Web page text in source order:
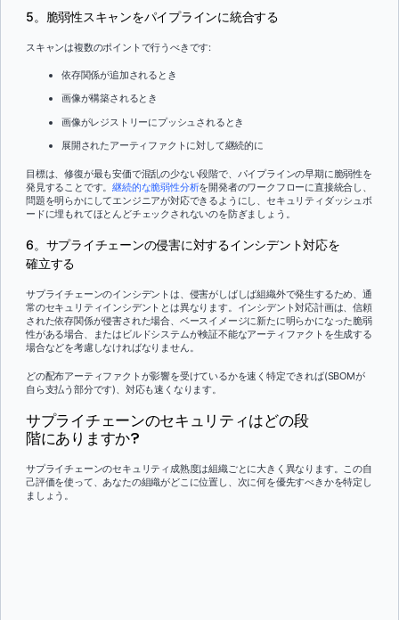
5。脆弱性スキャンをパイプラインに統合する
スキャンは複数のポイントで行うべきです:
依存関係が追加されるとき
画像が構築されるとき
画像がレジストリーにプッシュされるとき
展開されたアーティファクトに対して継続的に
目標は、修復が最も安価で混乱の少ない段階で、パイプラインの早期に脆弱性を
発見することです。継続的な脆弱性分析を開発者のワークフローに直接統合し、
問題を明らかにしてエンジニアが対応できるようにし、セキュリティダッシュボ
ードに埋もれてほとんどチェックされないのを防ぎましょう。
6。サプライチェーンの侵害に対するインシデント対応を
確立する
サプライチェーンのインシデントは、侵害がしばしば組織外で発生するため、通
常のセキュリティインシデントとは異なります。インシデント対応計画は、信頼
された依存関係が侵害された場合、ベースイメージに新たに明らかになった脆弱
性がある場合、またはビルドシステムが検証不能なアーティファクトを生成する
場合などを考慮しなければなりません。
どの配布アーティファクトが影響を受けているかを速く特定できれば(SBOMが
自ら支払う部分です)、対応も速くなります。
サプライチェーンのセキュリティはどの段
階にありますか?
サプライチェーンのセキュリティ成熟度は組織ごとに大きく異なります。この自
己評価を使って、あなたの組織がどこに位置し、次に何を優先すべきかを特定し
ましょう。